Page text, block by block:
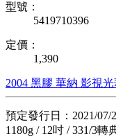
型號：
5419710396
定價：
1,390
2004 黑膠 華納 影視光
預定發行日：2021/07/
1180g / 12吋 / 331/3